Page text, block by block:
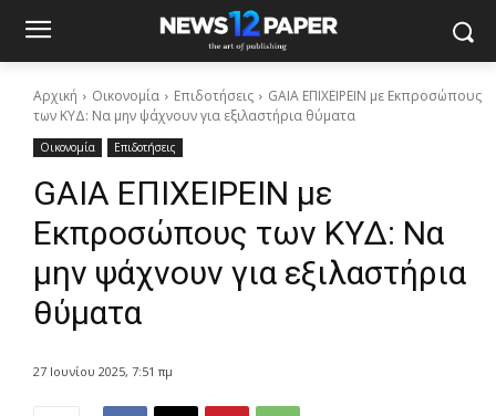
Αρχική Οικονομία Επιδοτήσεις
GAIA ΕΠΙΧΕΙΡΕΙΝ με Εκπροσώπους
των ΚΥΔ: Να μην ψάχνουν για εξιλαστήρια θύματα
Οικονομία Επιδοτήσεις
GAIA ΕΠΙΧΕΙΡΕΙΝ με
Εκπροσώπους των ΚΥΔ: Να
μην ψάχνουν για εξιλαστήρια
θύματα
27 Ιουνίου 2025, 7:51 πμ